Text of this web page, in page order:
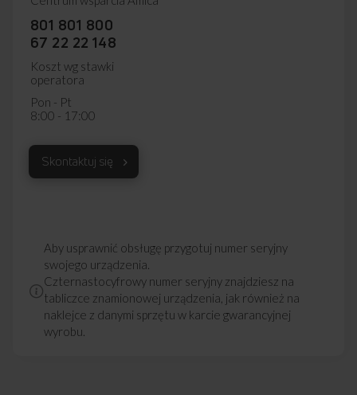
801 801 800
67 22 22 148
Koszt wg stawki
operatora
Pon - Pt
8:00 - 17:00
Skontaktuj się
Aby usprawnić obsługę przygotuj numer seryjny
swojego urządzenia.
Czternastocyfrowy numer seryjny znajdziesz na
tabliczce znamionowej urządzenia, jak również na
naklejce z danymi sprzętu w karcie gwarancyjnej
wyrobu.